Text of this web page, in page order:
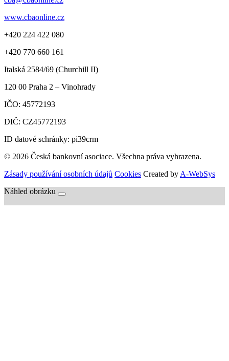
www.cbaonline.cz
+420 224 422 080
+420 770 660 161
Italská 2584/69 (Churchill II)
120 00 Praha 2 – Vinohrady
IČO: 45772193
DIČ: CZ45772193
ID datové schránky: pi39crm
© 2026 Česká bankovní asociace. Všechna práva vyhrazena.
Zásady používání osobních údajů Cookies Created by A-WebSys
Náhled obrázku